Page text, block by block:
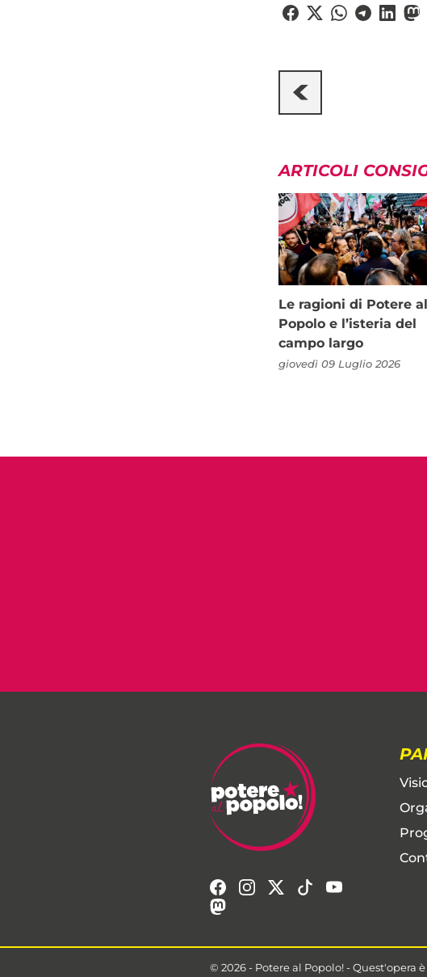
ARTICOLI
Le ragioni di Potere al
Popolo e l’isteria del
campo largo
giovedì 09 Luglio 2026
© 2026 - Potere al Popolo!- Quest'opera